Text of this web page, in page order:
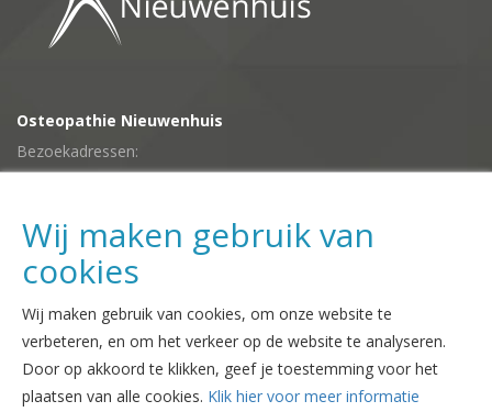
Wij maken gebruik van
cookies
Wij maken gebruik van cookies, om onze website te
verbeteren, en om het verkeer op de website te analyseren.
Door op akkoord te klikken, geef je toestemming voor het
plaatsen van alle cookies. Klik hier voor meer informatie
Osteopathie Nieuwenhuis
Bezoekadressen:
•Carrouselplein 8,Ommen
Telefoon:
06 252 55 807
E-mailadres:
info@osteopathienieuwenhuis.nl
Afspraak maken: